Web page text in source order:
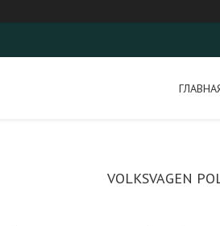
VOLKSVAGEN